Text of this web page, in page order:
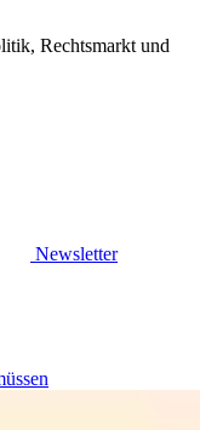
Rechtsmarkt und
Newsletter